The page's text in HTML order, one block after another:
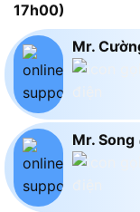
17h00)
Mr.
Mr. Song